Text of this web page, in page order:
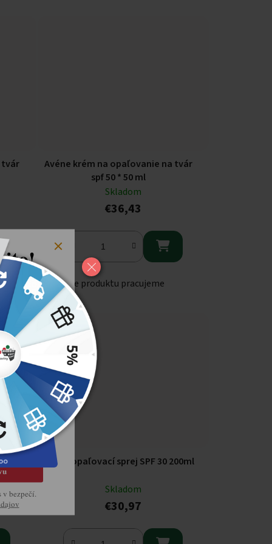
tvár
Avéne krém na opaľovanie na tvár
spf 50 * 50 ml
Skladom
€36,43

Na popise produktu pracujeme
Avene opaľovací sprej SPF 30 200ml
Skladom
€30,97
%
získajte
nákup u
tradície
v bezpečí.